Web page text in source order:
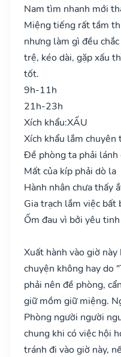
Nam tìm nhanh mới
Miệng tiếng rất tầm
nhưng làm gì đều
trệ, kéo dài, gặp xấu
tốt.
9h-11h
21h-23h
Xích khẩu:XẤU
Xích khẩu lắm chuyên
Đề phòng ta phải lánh
Mất của kíp phải dò la
Hành nhân chưa thấy
Gia trạch lắm việc bất
Ốm đau vì bởi yêu
Xuất hành vào giờ này
chuyện không hay do
phải nên đề phòng,
giữ mồm giữ miệng.
Phòng người người
chung khi có việc hội
tránh đi vào giờ này,